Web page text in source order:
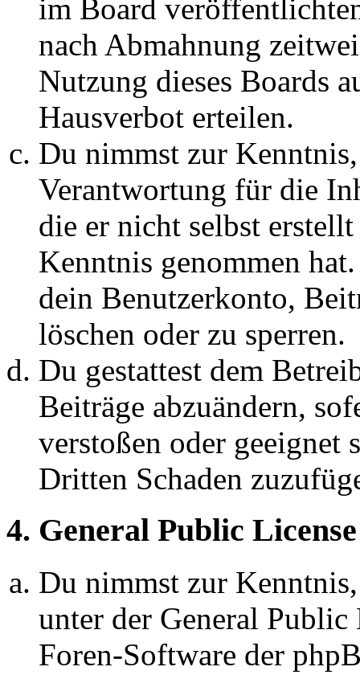
im Board
nach Abmahnung
Nutzung dieses Boards
Hausverbot erteilen.
Du nimmst zur
Verantwortung für die
die er nicht selbst
Kenntnis genommen
dein Benutzerkonto,
löschen oder zu sperren.
Du gestattest dem
Beiträge abzuändern,
verstoßen oder geeignet
Dritten Schaden
4. General Public License
Du nimmst zur
unter der General
Foren-Software der